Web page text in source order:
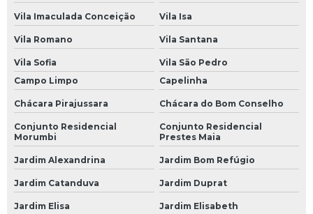
Mecânica Automotiva na Zona Sul
Mecânica Automotiva no Morumbi
Mecânica Automóvel
Mecânica Carros
Mecânica de Automóveis
Mecânica de Autos
Mecânica de Carros
Mecânica de Motores
Mecânica em Geral
Vila Imaculada Conceição Vila Isa
Vila Romano Vila Santana
Vila Sofia
Vila São Pedro
Campo Limpo
Capelinha
Chácara Pirajussara Chácara do Bom Conselho
Conjunto Residencial
Morumbi
Conjunto Residencial
Prestes Maia
Jardim Alexandrina Jardim Bom Refúgio
Jardim Catanduva Jardim Duprat
Jardim Elisa Jardim Elisabeth